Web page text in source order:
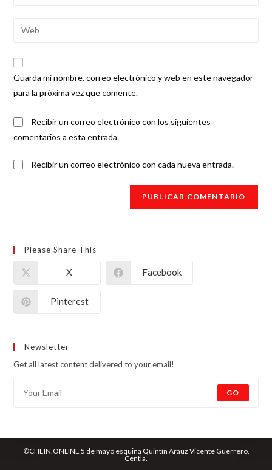
de
para
comentar
de
electrónico
para
comentar
Introduce
URL
de
(opcional)
Guarda mi nombre, correo electrónico y web en este navegador
para la próxima vez que comente.
Recibir un correo electrónico con los siguientes
comentarios a esta entrada.
Recibir un correo electrónico con cada nueva entrada.
Please Share This
X Facebook
Pinterest
Newsletter
Get all latest content delivered to your email!
GO
©CHEIN.ONLINE 5 de mayo esquina Quintín Arauz Vicente Guerrero,
Centla.